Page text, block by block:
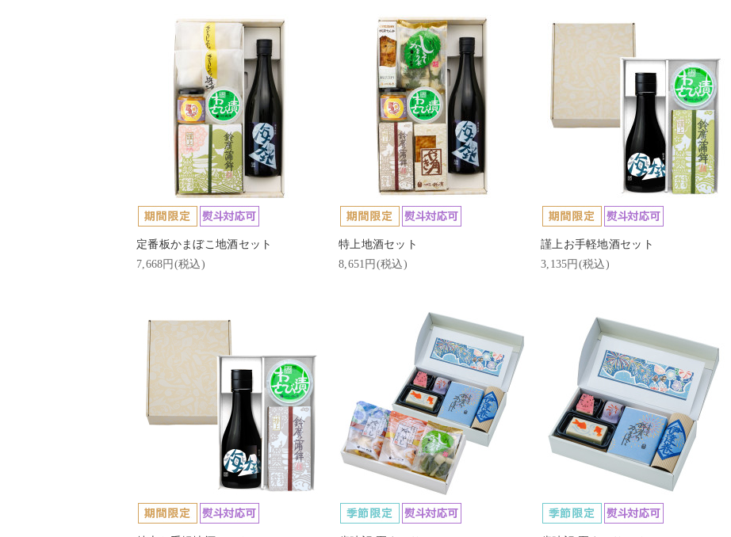
定番板かまぼこ地酒セット
7,668円(税込)
特上地酒セット
8,651円(税込)
謹上お手軽地酒セット
3,135円(税込)